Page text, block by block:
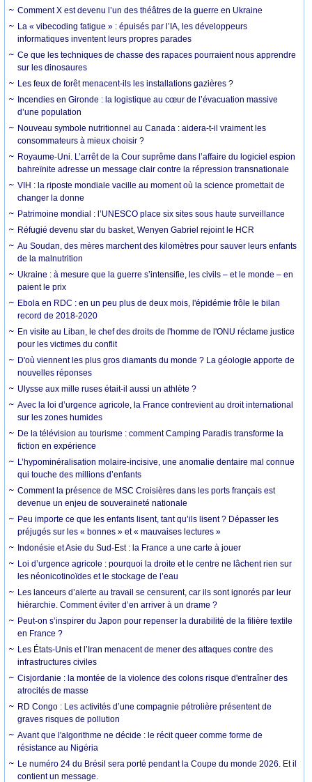
Comment X est devenu l’un des théâtres de la guerre en Ukraine
La « vibecoding fatigue » : épuisés par l’IA, les développeurs
informatiques inventent leurs propres parades
Ce que les techniques de chasse des rapaces pourraient nous apprendre
sur les dinosaures
Les feux de forêt menacent-ils les installations gazières ?
Incendies en Gironde : la logistique au cœur de l’évacuation massive
d’une population
Nouveau symbole nutritionnel au Canada : aidera-t-il vraiment les
consommateurs à mieux choisir ?
Royaume-Uni. L’arrêt de la Cour suprême dans l’affaire du logiciel espion
bahreïnite adresse un message clair contre la répression transnationale
VIH : la riposte mondiale vacille au moment où la science promettait de
changer la donne
Patrimoine mondial : l’UNESCO place six sites sous haute surveillance
Réfugié devenu star du basket, Wenyen Gabriel rejoint le HCR
Au Soudan, des mères marchent des kilomètres pour sauver leurs enfants
de la malnutrition
Ukraine : à mesure que la guerre s’intensifie, les civils – et le monde – en
paient le prix
Ebola en RDC : en un peu plus de deux mois, l'épidémie frôle le bilan
record de 2018-2020
En visite au Liban, le chef des droits de l'homme de l'ONU réclame justice
pour les victimes du conflit
D'où viennent les plus gros diamants du monde ? La géologie apporte de
nouvelles réponses
Ulysse aux mille ruses était-il aussi un athlète ?
Avec la loi d’urgence agricole, la France contrevient au droit international
sur les zones humides
De la télévision au tourisme : comment Camping Paradis transforme la
fiction en expérience
L’hypominéralisation molaire-incisive, une anomalie dentaire mal connue
qui touche des millions d’enfants
Comment la présence de MSC Croisières dans les ports français est
devenue un enjeu de souveraineté nationale
Peu importe ce que les enfants lisent, tant qu’ils lisent ? Dépasser les
préjugés sur les « bonnes » et « mauvaises lectures »
Indonésie et Asie du Sud-Est : la France a une carte à jouer
Loi d’urgence agricole : pourquoi la droite et le centre ne lâchent rien sur
les néonicotinoïdes et le stockage de l’eau
Les lanceurs d’alerte au travail se censurent, car ils sont ignorés par leur
hiérarchie. Comment éviter d’en arriver à un drame ?
Peut-on s’inspirer du Japon pour repenser la durabilité de la filière textile
en France ?
Les États-Unis et l’Iran menacent de mener des attaques contre des
infrastructures civiles
Cisjordanie : la montée de la violence des colons risque d'entraîner des
atrocités de masse
RD Congo : Les activités d’une compagnie pétrolière présentent de
graves risques de pollution
Avant que l'algorithme ne décide : le récit queer comme forme de
résistance au Nigéria
Le numéro 24 du Brésil sera porté pendant la Coupe du monde 2026. Et il
contient un message.